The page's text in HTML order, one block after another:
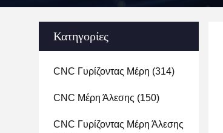
Κατηγορίες
CNC Γυρίζοντας Μέρη (314)
CNC Μέρη Άλεσης (150)
CNC Γυρίζοντας Μέρη Άλεσης